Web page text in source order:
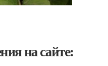
на сайте: